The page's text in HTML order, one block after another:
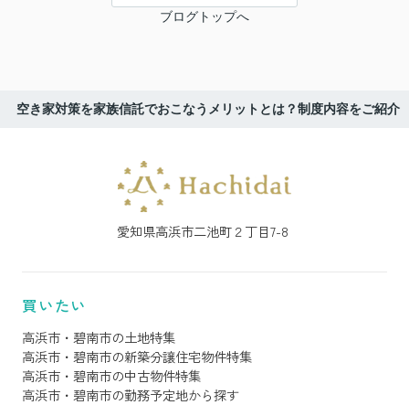
ブログトップへ
空き家対策を家族信託でおこなうメリットとは？制度内容をご紹介
愛知県高浜市二池町２丁目7-8
買いたい
高浜市・碧南市の土地特集
高浜市・碧南市の新築分譲住宅物件特集
高浜市・碧南市の中古物件特集
高浜市・碧南市の勤務予定地から探す